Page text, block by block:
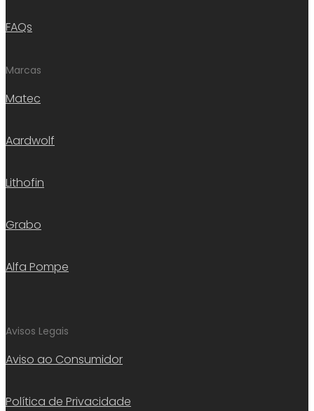
FAQs
Marcas
Matec
Aardwolf
Lithofin
Grabo
Alfa Pompe
Avisos Legais
Aviso ao Consumidor
Política de Privacidade